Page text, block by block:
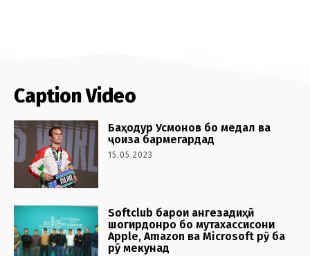
Caption Video
Баҳодур Усмонов бо медал ва
ҷоиза бармегардад
15.05.2023
Softclub барои ангезадиҳӣ
шогирдонро бо мутахассисони
Apple, Amazon ва Microsoft рӯ ба
рӯ мекунад